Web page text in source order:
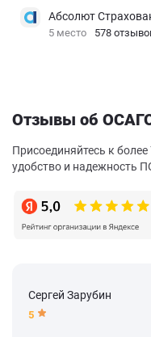
Абсолют
5 место 578
Отзывы об
Присоединяйтесь к
удобство и надежность
Сергей Зарубин
5